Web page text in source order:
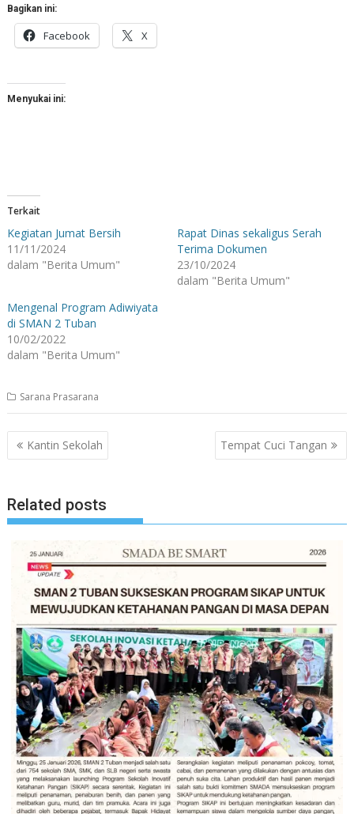
Bagikan ini:
Facebook X
Menyukai ini:
Terkait
Kegiatan Jumat Bersih
11/11/2024
dalam "Berita Umum"
Rapat Dinas sekaligus Serah
Terima Dokumen
23/10/2024
dalam "Berita Umum"
Mengenal Program Adiwiyata
di SMAN 2 Tuban
10/02/2022
dalam "Berita Umum"
Sarana Prasarana
Navigasi
pos
Kantin Sekolah Tempat Cuci Tangan
Related posts